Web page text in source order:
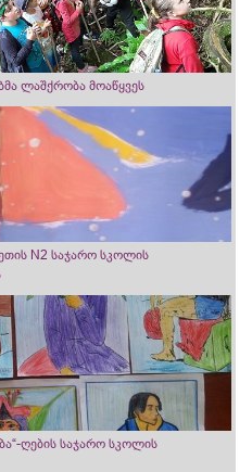
ლაშქრობა მოაწყვეს
N2 საჯარო სკოლის
ღების საჯარო სკოლის